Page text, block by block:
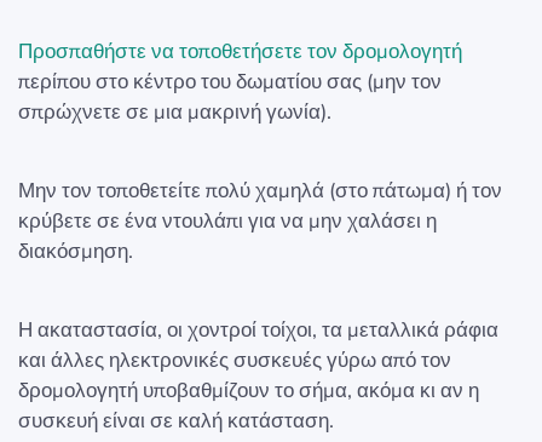
Προσπαθήστε να τοποθετήσετε τον δρομολογητή
περίπου στο κέντρο του δωματίου σας (μην τον
σπρώχνετε σε μια μακρινή γωνία).
Μην τον τοποθετείτε πολύ χαμηλά (στο πάτωμα) ή τον
κρύβετε σε ένα ντουλάπι για να μην χαλάσει η
διακόσμηση.
Η ακαταστασία, οι χοντροί τοίχοι, τα μεταλλικά ράφια
και άλλες ηλεκτρονικές συσκευές γύρω από τον
δρομολογητή υποβαθμίζουν το σήμα, ακόμα κι αν η
συσκευή είναι σε καλή κατάσταση.